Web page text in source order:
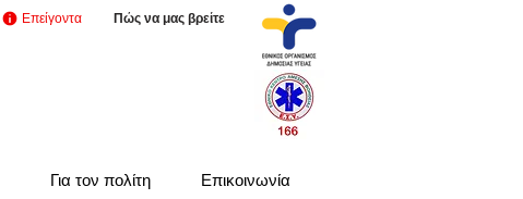
Επείγοντα Πώς να μας βρείτε
Για τον πολίτη Επικοινωνία